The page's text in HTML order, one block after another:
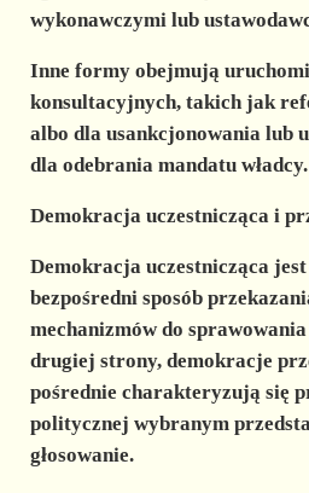
wykonawczymi lub
Inne formy obejmują
konsultacyjnych, takich jak
albo dla usankcjonowania lub
dla odebrania mandatu władcy.
Demokracja uczestnicząca i
Demokracja uczestnicząca jest
bezpośredni sposób
mechanizmów do
drugiej strony, demokracje
pośrednie charakteryzują się
politycznej wybranym
głosowanie.